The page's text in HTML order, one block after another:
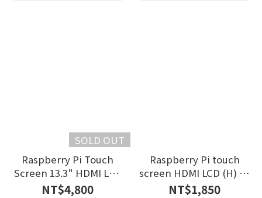
SOLD OUT
Raspberry Pi Touch
Screen 13.3" HDMI LCD
(H) 1920×1080
NT$4,800
Raspberry Pi touch
screen HDMI LCD (H) 7"
1024×600
NT$1,850